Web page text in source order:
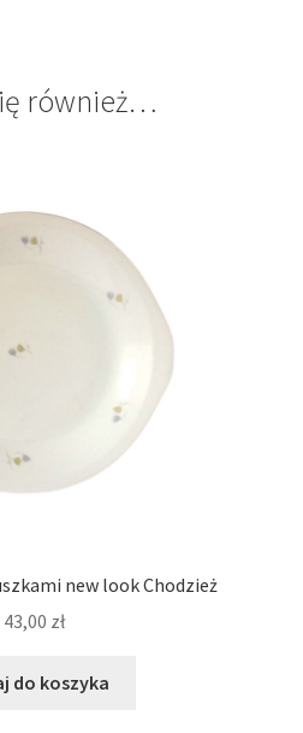
również…
new look Chodzież
43,00 zł
do koszyka